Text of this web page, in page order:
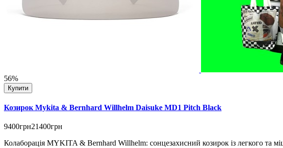
56%
Купити
Козирок Mykita & Bernhard Willhelm Daisuke MD1 Pitch Black
9400грн21400грн
Колаборація MYKITA & Bernhard Willhelm: сонцезахисний козирок із легкого та